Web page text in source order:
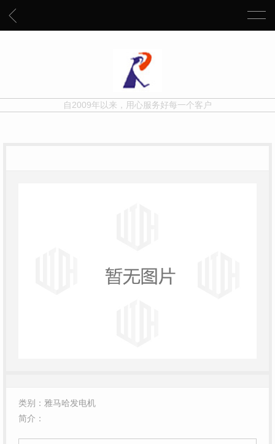
自2009年以来，用心服务好每一个客户
类别：雅马哈发电机
简介：